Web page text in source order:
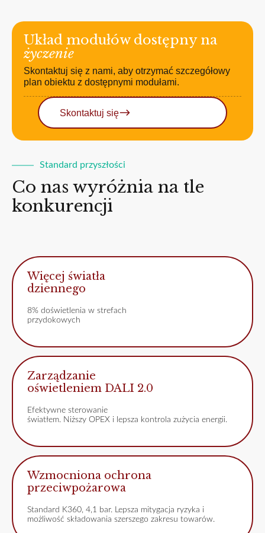
Układ modułów dostępny na
życzenie
Skontaktuj się z nami, aby otrzymać szczegółowy
plan obiektu z dostępnymi modułami.
Skontaktuj się
Standard przyszłości
Co nas wyróżnia na tle
konkurencji
Więcej światła
dziennego
8% doświetlenia w strefach
przydokowych
Zarządzanie
oświetleniem DALI 2.0
Efektywne sterowanie
światłem. Niższy OPEX i lepsza kontrola zużycia energii.
Wzmocniona ochrona
przeciwpożarowa
Standard K360, 4,1 bar. Lepsza mitygacja ryzyka i
możliwość składowania szerszego zakresu towarów.